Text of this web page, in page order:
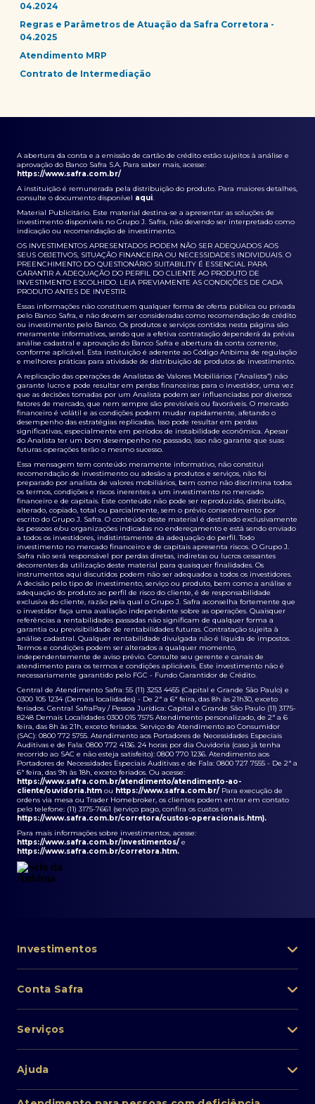
04.2024
Regras e Parâmetros de Atuação da Safra Corretora -
04.2025
Atendimento MRP
Contrato de Intermediação
A abertura da conta e a emissão de cartão de crédito estão sujeitos à análise e
aprovação do Banco Safra S.A. Para saber mais, acesse:
https://www.safra.com.br/
A instituição é remunerada pela distribuição do produto. Para maiores detalhes,
consulte o documento disponível aqui.
Material Publicitário. Este material destina-se a apresentar as soluções de
investimento disponíveis no Grupo J. Safra, não devendo ser interpretado como
indicação ou recomendação de investimento.
OS INVESTIMENTOS APRESENTADOS PODEM NÃO SER ADEQUADOS AOS
SEUS OBJETIVOS, SITUAÇÃO FINANCEIRA OU NECESSIDADES INDIVIDUAIS. O
PREENCHIMENTO DO QUESTIONÁRIO SUITABILITY É ESSENCIAL PARA
GARANTIR A ADEQUAÇÃO DO PERFIL DO CLIENTE AO PRODUTO DE
INVESTIMENTO ESCOLHIDO. LEIA PREVIAMENTE AS CONDIÇÕES DE CADA
PRODUTO ANTES DE INVESTIR.
Essas informações não constituem qualquer forma de oferta pública ou privada
pelo Banco Safra, e não devem ser consideradas como recomendação de crédito
ou investimento pelo Banco. Os produtos e serviços contidos nesta página são
meramente informativos, sendo que a efetiva contratação dependerá da prévia
análise cadastral e aprovação do Banco Safra e abertura da conta corrente,
conforme aplicável. Esta instituição é aderente ao Código Anbima de regulação
e melhores práticas para atividade de distribuição de produtos de investimento.
A replicação das operações de Analistas de Valores Mobiliários (“Analista”) não
garante lucro e pode resultar em perdas financeiras para o investidor, uma vez
que as decisões tomadas por um Analista podem ser influenciadas por diversos
fatores de mercado, que nem sempre são previsíveis ou favoráveis. O mercado
financeiro é volátil e as condições podem mudar rapidamente, afetando o
desempenho das estratégias replicadas. Isso pode resultar em perdas
significativas, especialmente em períodos de instabilidade econômica. Apesar
do Analista ter um bom desempenho no passado, isso não garante que suas
futuras operações terão o mesmo sucesso.
Essa mensagem tem conteúdo meramente informativo, não constitui
recomendação de investimento ou adesão a produtos e serviços, não foi
preparado por analista de valores mobiliários, bem como não discrimina todos
os termos, condições e riscos inerentes a um investimento no mercado
financeiro e de capitais. Este conteúdo não pode ser reproduzido, distribuído,
alterado, copiado, total ou parcialmente, sem o prévio consentimento por
escrito do Grupo J. Safra. O conteúdo deste material é destinado exclusivamente
às pessoas e/ou organizações indicadas no endereçamento e está sendo enviado
a todos os investidores, indistintamente da adequação do perfil. Todo
investimento no mercado financeiro e de capitais apresenta riscos. O Grupo J.
Safra não será responsável por perdas diretas, indiretas ou lucros cessantes
decorrentes da utilização deste material para quaisquer finalidades. Os
instrumentos aqui discutidos podem não ser adequados a todos os investidores.
A decisão pelo tipo de investimento, serviço ou produto, bem como a análise e
adequação do produto ao perfil de risco do cliente, é de responsabilidade
exclusiva do cliente, razão pela qual o Grupo J. Safra aconselha fortemente que
o investidor faça uma avaliação independente sobre as operações. Quaisquer
referências a rentabilidades passadas não significam de qualquer forma a
garantia ou previsibilidade de rentabilidades futuras. Contratação sujeita à
análise cadastral. Qualquer rentabilidade divulgada não é líquida de impostos.
Termos e condições podem ser alterados a qualquer momento,
independentemente de aviso prévio. Consulte seu gerente e canais de
atendimento para os termos e condições aplicáveis. Este investimento não é
necessariamente garantido pelo FGC - Fundo Garantidor de Crédito.
Central de Atendimento Safra: 55 (11) 3253 4455 (Capital e Grande São Paulo) e
0300 105 1234 (Demais localidades) - De 2ª a 6ª feira, das 8h às 21h30, exceto
feriados. Central SafraPay / Pessoa Jurídica: Capital e Grande São Paulo (11) 3175-
8248 Demais Localidades 0300 015 7575 Atendimento personalizado, de 2ª a 6
feira, das 8h às 21h, exceto feriados. Serviço de Atendimento ao Consumidor
(SAC): 0800 772 5755. Atendimento aos Portadores de Necessidades Especiais
Auditivas e de Fala: 0800 772 4136. 24 horas por dia Ouvidoria (caso já tenha
recorrido ao SAC e não esteja satisfeito): 0800 770 1236. Atendimento aos
Portadores de Necessidades Especiais Auditivas e de Fala: 0800 727 7555 - De 2ª a
6ª feira, das 9h às 18h, exceto feriados. Ou acesse:
https://www.safra.com.br/atendimento/atendimento-ao-
cliente/ouvidoria.htm ou https://www.safra.com.br/ Para execução de
ordens via mesa ou Trader Homebroker, os clientes podem entrar em contato
pelo telefone: (11) 3175-7661 (serviço pago, confira os custos em
https://www.safra.com.br/corretora/custos-operacionais.htm).
Para mais informações sobre investimentos, acesse:
https://www.safra.com.br/investimentos/ e
https://www.safra.com.br/corretora.htm.
Investimentos
Lista de fundos de investimento
Private Banking
Renda fixa
Conta Safra
Pessoa Física
Cartões
Empréstimos e financiamentos
Serviços
Perda/roubo de celular
Ajuda
Atendimento ao cliente